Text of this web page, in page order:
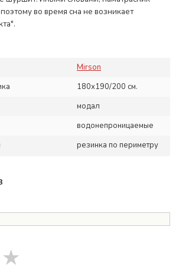
во время сна не возникает
Mirson
180х190/200 см.
модал
водонепроницаемые
резинка по периметру
★